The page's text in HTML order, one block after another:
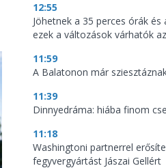
12:55
Jöhetnek a 35 perces órák és
ezek a változások várhatók
11:59
A Balatonon már
11:39
Dinnyedráma: hiába finom
11:18
Washingtoni partnerrel
fegyvergyártást Jászai Gellért